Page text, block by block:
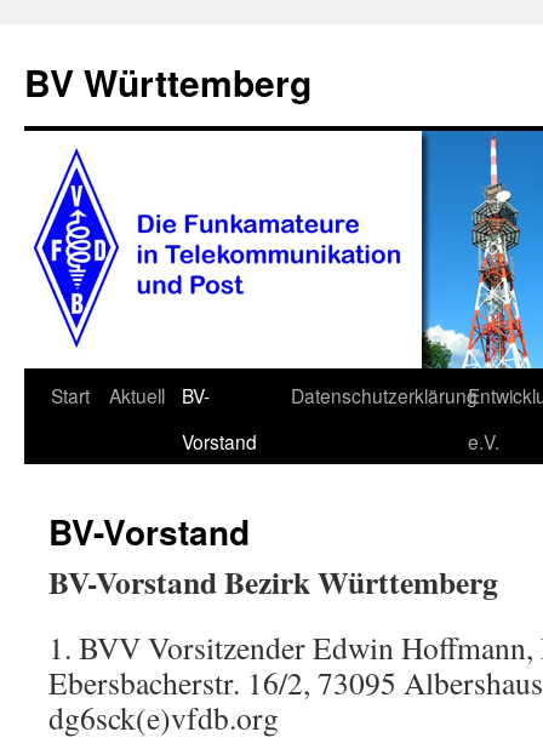
BV Württemberg
Zum
Start Aktuell
BV-
Vorstand
Datenschutzerklärung
e.V.
BV-Vorstand
BV-Vorstand Bezirk Württemberg
1. BVV Vorsitzender Edwin
Ebersbacherstr. 16/2, 73095
dg6sck(e)vfdb.org